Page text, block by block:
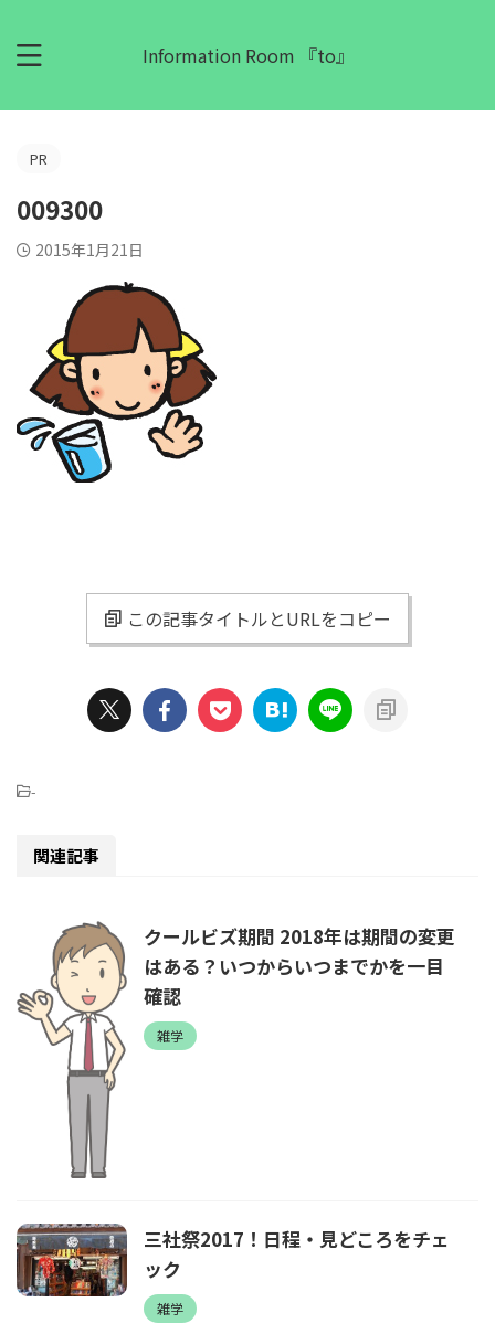
Information Room 『to』
PR
009300
2015年1月21日
この記事タイトルとURLをコピー
-
関連記事
クールビズ期間 2018年は期間の変更
はある？いつからいつまでかを一目
確認
雑学
三社祭2017！日程・見どころをチェ
ック
雑学